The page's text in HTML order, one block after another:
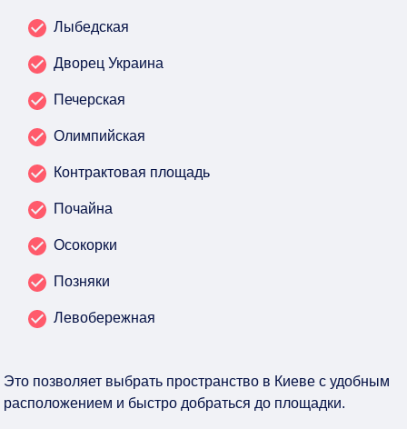
Лыбедская
Дворец Украина
Печерская
Олимпийская
Контрактовая площадь
Почайна
Осокорки
Позняки
Левобережная
Это позволяет выбрать пространство в Киеве с удобным
расположением и быстро добраться до площадки.